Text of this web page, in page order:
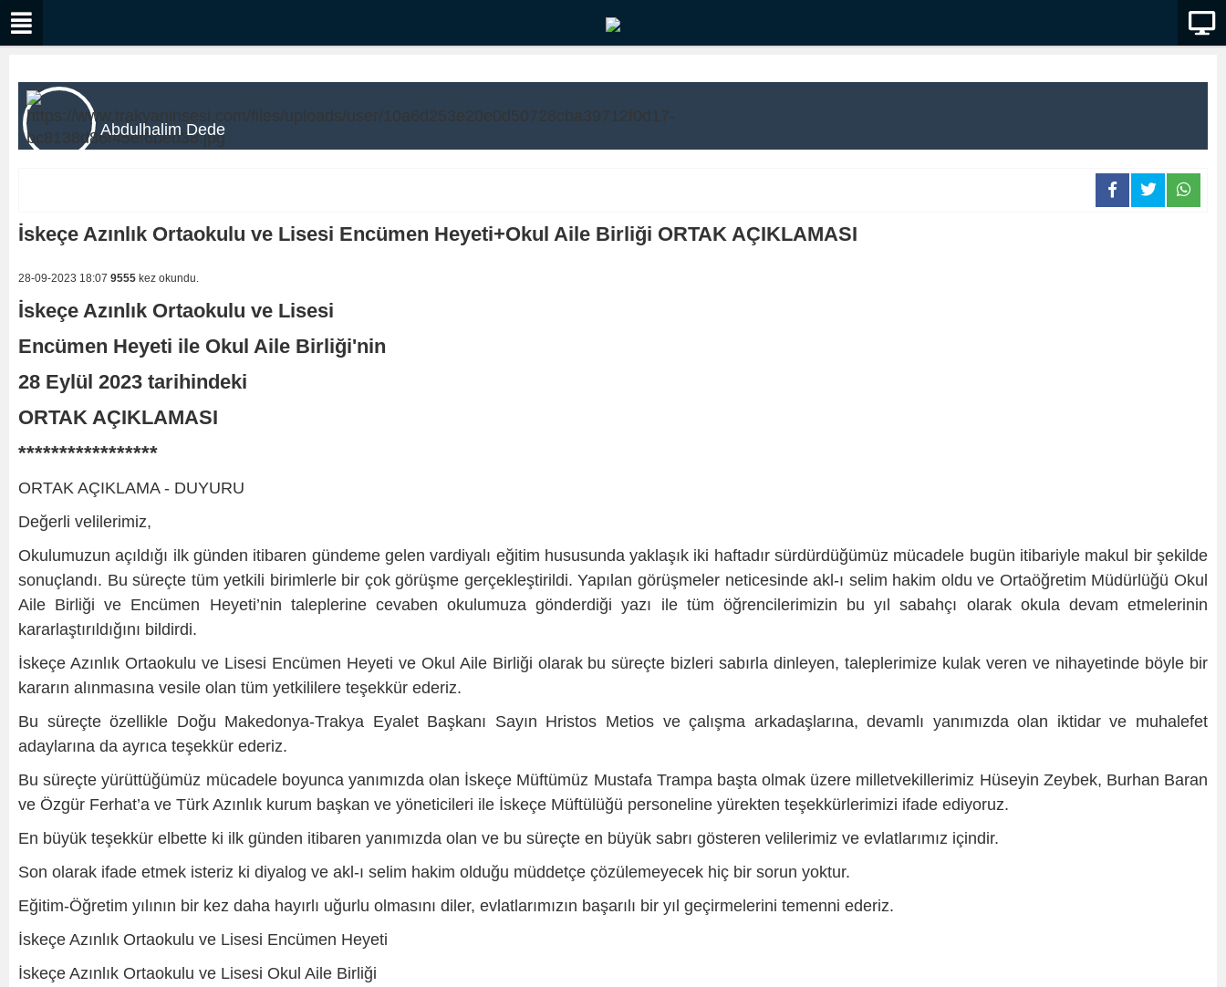
Abdulhalim Dede
İskeçe Azınlık Ortaokulu ve Lisesi Encümen Heyeti+Okul Aile Birliği ORTAK AÇIKLAMASI
28-09-2023 18:07 9555 kez okundu.
İskeçe Azınlık Ortaokulu ve Lisesi
Encümen Heyeti ile Okul Aile Birliği'nin
28 Eylül 2023 tarihindeki
ORTAK AÇIKLAMASI
*****************
ORTAK AÇIKLAMA - DUYURU
Değerli velilerimiz,
Okulumuzun açıldığı ilk günden itibaren gündeme gelen vardiyalı eğitim hususunda yaklaşık iki haftadır sürdürdüğümüz mücadele bugün itibariyle makul bir şekilde
sonuçlandı. Bu süreçte tüm yetkili birimlerle bir çok görüşme gerçekleştirildi. Yapılan görüşmeler neticesinde akl-ı selim hakim oldu ve Ortaöğretim Müdürlüğü Okul
Aile Birliği ve Encümen Heyeti’nin taleplerine cevaben okulumuza gönderdiği yazı ile tüm öğrencilerimizin bu yıl sabahçı olarak okula devam etmelerinin
kararlaştırıldığını bildirdi.
İskeçe Azınlık Ortaokulu ve Lisesi Encümen Heyeti ve Okul Aile Birliği olarak bu süreçte bizleri sabırla dinleyen, taleplerimize kulak veren ve nihayetinde böyle bir
kararın alınmasına vesile olan tüm yetkililere teşekkür ederiz.
Bu süreçte özellikle Doğu Makedonya-Trakya Eyalet Başkanı Sayın Hristos Metios ve çalışma arkadaşlarına, devamlı yanımızda olan iktidar ve muhalefet
adaylarına da ayrıca teşekkür ederiz.
Bu süreçte yürüttüğümüz mücadele boyunca yanımızda olan İskeçe Müftümüz Mustafa Trampa başta olmak üzere milletvekillerimiz Hüseyin Zeybek, Burhan Baran
ve Özgür Ferhat’a ve Türk Azınlık kurum başkan ve yöneticileri ile İskeçe Müftülüğü personeline yürekten teşekkürlerimizi ifade ediyoruz.
En büyük teşekkür elbette ki ilk günden itibaren yanımızda olan ve bu süreçte en büyük sabrı gösteren velilerimiz ve evlatlarımız içindir.
Son olarak ifade etmek isteriz ki diyalog ve akl-ı selim hakim olduğu müddetçe çözülemeyecek hiç bir sorun yoktur.
Eğitim-Öğretim yılının bir kez daha hayırlı uğurlu olmasını diler, evlatlarımızın başarılı bir yıl geçirmelerini temenni ederiz.
İskeçe Azınlık Ortaokulu ve Lisesi Encümen Heyeti
İskeçe Azınlık Ortaokulu ve Lisesi Okul Aile Birliği